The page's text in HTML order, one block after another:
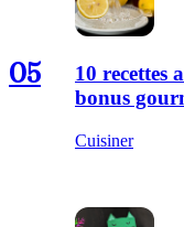
05
10 recettes
bonus
Cuisiner